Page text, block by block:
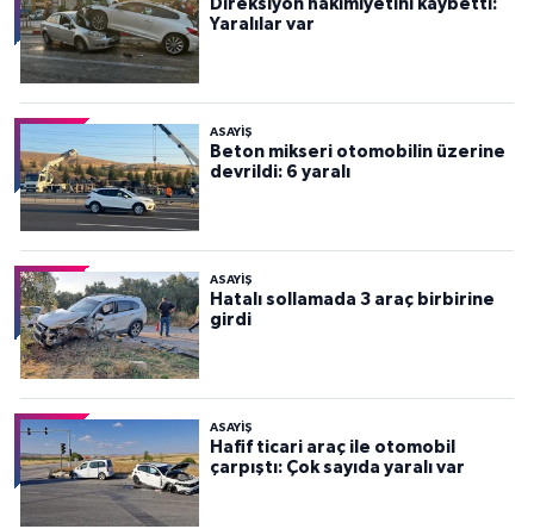
Direksiyon hakimiyetini kaybetti:
Yaralılar var
ASAYİŞ
Beton mikseri otomobilin üzerine
devrildi: 6 yaralı
ASAYİŞ
Hatalı sollamada 3 araç birbirine
girdi
ASAYİŞ
Hafif ticari araç ile otomobil
çarpıştı: Çok sayıda yaralı var